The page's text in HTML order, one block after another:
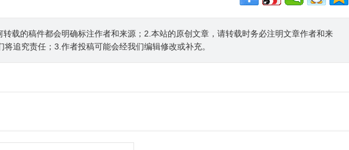
转载的稿件都会明确标注作者和来源；2.本站的原创文章，请转载时务必注明文章作者和来
追究责任；3.作者投稿可能会经我们编辑修改或补充。